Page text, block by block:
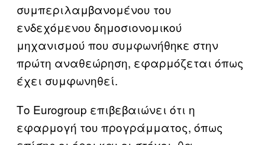
συμπεριλαμβανομένου του
ενδεχόμενου δημοσιονομικού
μηχανισμού που συμφωνήθηκε στην
πρώτη αναθεώρηση, εφαρμόζεται όπως
έχει συμφωνηθεί.
Το Eurogroup επιβεβαιώνει ότι η
εφαρμογή του προγράμματος, όπως